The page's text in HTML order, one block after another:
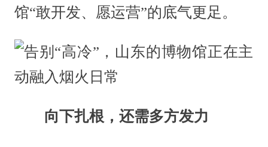
馆“敢开发、愿运营”的底气更足。
向下扎根，还需多方发力